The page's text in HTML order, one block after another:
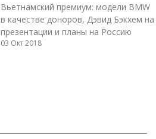
Вьетнамский премиум: модели BMW
в качестве доноров, Дэвид Бэкхем на
презентации и планы на Россию
03 Окт 2018